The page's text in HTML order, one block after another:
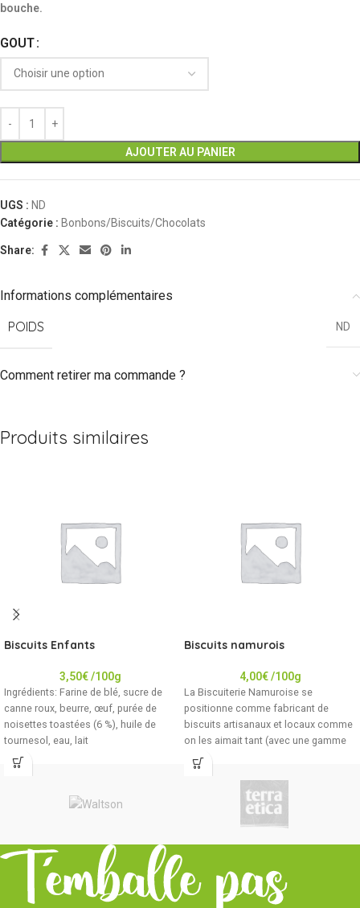
bouche.
GOUT
AJOUTER AU PANIER
UGS : ND
Catégorie : Bonbons/Biscuits/Chocolats
Share:
Informations complémentaires
POIDS ND
Comment retirer ma commande ?
Produits similaires
Biscuits Enfants
3,50€ /100g
Ingrédients: Farine de blé, sucre de
canne roux, beurre, œuf, purée de
noisettes toastées (6 %), huile de
tournesol, eau, lait
Biscuits namurois
4,00€ /100g
La Biscuiterie Namuroise se
positionne comme fabricant de
biscuits artisanaux et locaux comme
on les aimait tant (avec une gamme
artisanale et BIO). Les biscuits sont
issus de recettes inspirées de 1908
qui proviennent du grand-père d’un
des fondateurs. L’ancienneté des
conservateurs
sans additifs
création du projet est venue de l’envie
de relancer l’entrepreneuriat namurois